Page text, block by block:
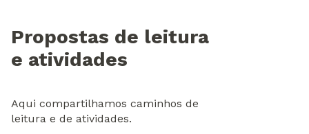
Propostas de leitura
e atividades
Aqui compartilhamos caminhos de
leitura e de atividades.